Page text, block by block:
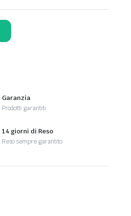
Garanzia
Prodotti garantiti
14 giorni di Reso
Reso sempre garantito